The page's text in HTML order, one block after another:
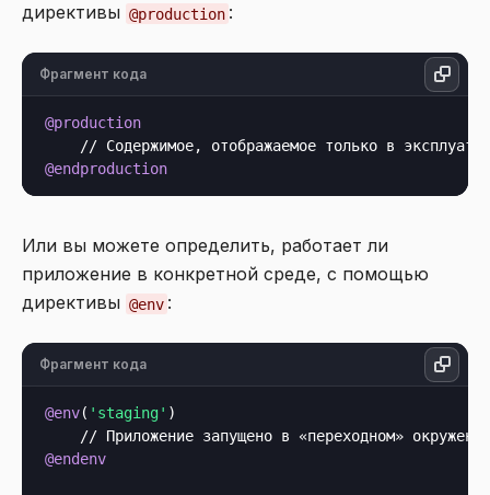
директивы @production :
Фрагмент кода
@production
@endproduction
Или вы можете определить, работает ли
приложение в конкретной среде, с помощью
директивы @env :
Фрагмент кода
@env( 'staging' )
@endenv